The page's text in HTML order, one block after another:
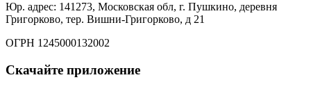
Юр. адрес: 141273, Московская обл, г. Пушкино, деревня
Григорково, тер. Вишни-Григорково, д 21
ОГРН 1245000132002
Скачайте приложение